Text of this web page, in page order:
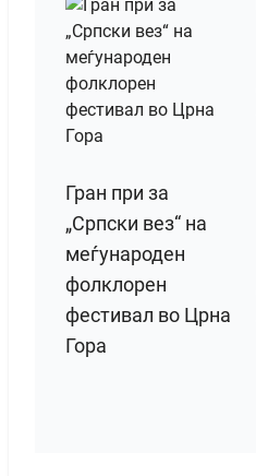
Гран при за
„Српски вез“ на
меѓународен
фолклорен
фестивал во Црна
Гора